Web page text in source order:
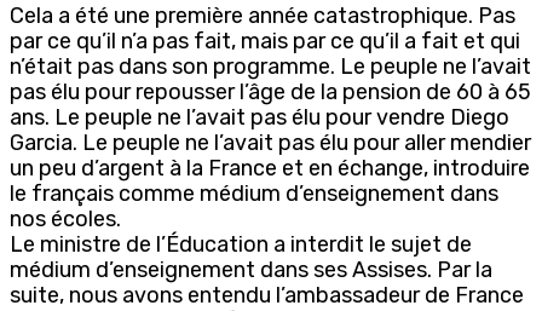
Cela a été une première année catastrophique. Pas
par ce qu’il n’a pas fait, mais par ce qu’il a fait et qui
n’était pas dans son programme. Le peuple ne l’avait
pas élu pour repousser l’âge de la pension de 60 à 65
ans. Le peuple ne l’avait pas élu pour vendre Diego
Garcia. Le peuple ne l’avait pas élu pour aller mendier
un peu d’argent à la France et en échange, introduire
le français comme médium d’enseignement dans
nos écoles.
Le ministre de l’Éducation a interdit le sujet de
médium d’enseignement dans ses Assises. Par la
suite, nous avons entendu l’ambassadeur de France